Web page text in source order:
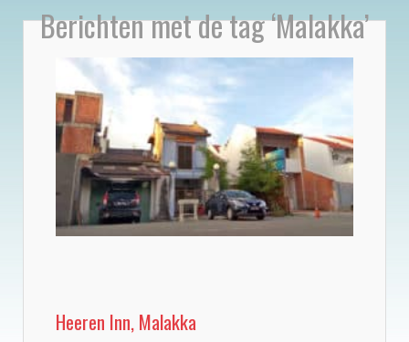
Berichten met de tag ‘Malakka’
Heeren Inn, Malakka